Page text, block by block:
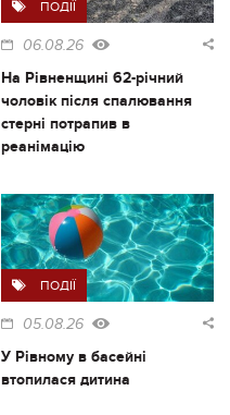
ПОДІЇ
06.08.26
На Рівненщині 62-річний
чоловік після спалювання
стерні потрапив в
реанімацію
ПОДІЇ
05.08.26
У Рівному в басейні
втопилася дитина